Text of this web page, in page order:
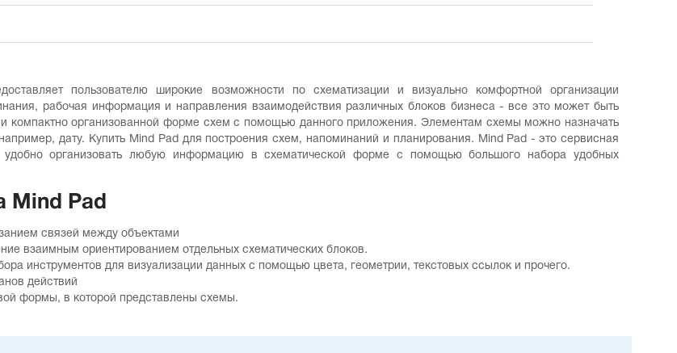
пользователю широкие возможности по схематизации и визуально комфортной организации
рабочая информация и направления взаимодействия различных блоков бизнеса - все это может быть
и компактно организованной форме схем с помощью данного приложения. Элементам схемы можно назначать
дату. Купить Mind Pad для построения схем, напоминаний и планирования. Mind Pad - это сервисная
организовать любую информацию в схематической форме с помощью большого набора удобных
Mind Pad
связей между объектами
взаимным ориентированием отдельных схематических блоков.
инструментов для визуализации данных с помощью цвета, геометрии, текстовых ссылок и прочего.
действий
формы, в которой представлены схемы.